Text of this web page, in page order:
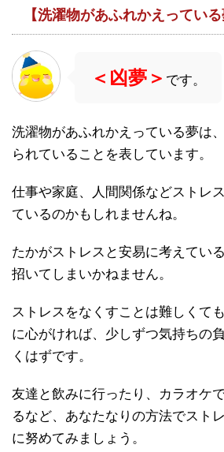
【洗濯物があふれかえっている
＜凶夢＞ です。
洗濯物があふれかえっている夢は
られていることを表しています。
仕事や家庭、人間関係などストレ
ているのかもしれませんね。
たかがストレスと安易に考えてい
招いてしまいかねません。
ストレスをなくすことは難しくて
に心がければ、少しずつ気持ちの
くはずです。
友達と飲みに行ったり、カラオケ
るなど、あなたなりの方法でスト
に努めてみましょう。